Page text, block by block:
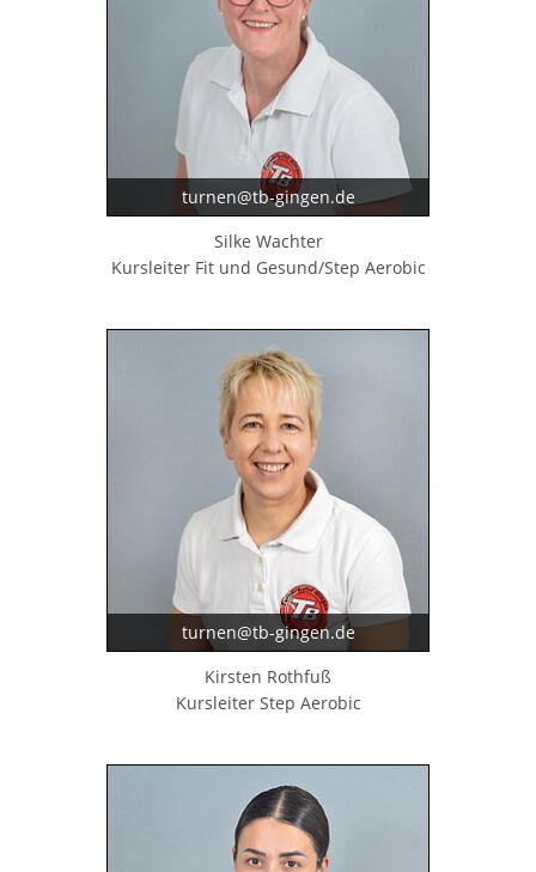
turnen@tb-gingen.de
Silke Wachter
Kursleiter Fit und Gesund/Step Aerobic
turnen@tb-gingen.de
Kirsten Rothfuß
Kursleiter Step Aerobic